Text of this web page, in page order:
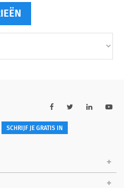
SCHRIJF JE GRATIS IN